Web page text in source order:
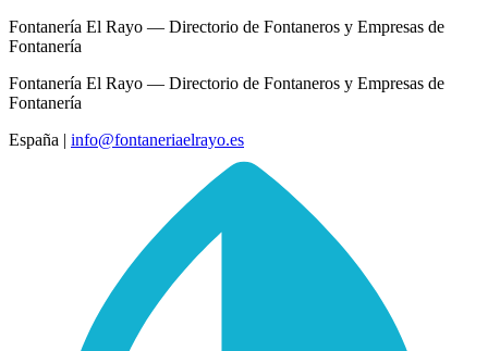
Fontanería El Rayo — Directorio de Fontaneros y Empresas de
Fontanería
Fontanería El Rayo — Directorio de Fontaneros y Empresas de
Fontanería
España | info@fontaneriaelrayo.es